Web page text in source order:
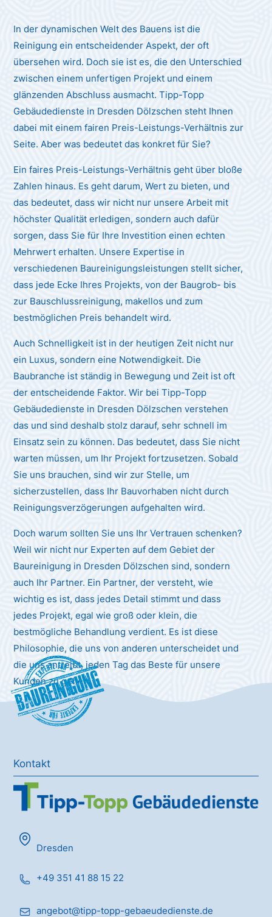
In der dynamischen Welt des Bauens ist die
Reinigung ein entscheidender Aspekt, der oft
übersehen wird. Doch sie ist es, die den Unterschied
zwischen einem unfertigen Projekt und einem
glänzenden Abschluss ausmacht. Tipp-Topp
Gebäudedienste in Dresden Dölzschen steht Ihnen
dabei mit einem fairen Preis-Leistungs-Verhältnis zur
Seite. Aber was bedeutet das konkret für Sie?
Ein faires Preis-Leistungs-Verhältnis geht über bloße
Zahlen hinaus. Es geht darum, Wert zu bieten, und
das bedeutet, dass wir nicht nur unsere Arbeit mit
höchster Qualität erledigen, sondern auch dafür
sorgen, dass Sie für Ihre Investition einen echten
Mehrwert erhalten. Unsere Expertise in
verschiedenen Baureinigungsleistungen stellt sicher,
dass jede Ecke Ihres Projekts, von der Baugrob- bis
zur Bauschlussreinigung, makellos und zum
bestmöglichen Preis behandelt wird.
Auch Schnelligkeit ist in der heutigen Zeit nicht nur
ein Luxus, sondern eine Notwendigkeit. Die
Baubranche ist ständig in Bewegung und Zeit ist oft
der entscheidende Faktor. Wir bei Tipp-Topp
Gebäudedienste in Dresden Dölzschen verstehen
das und sind deshalb stolz darauf, sehr schnell im
Einsatz sein zu können. Das bedeutet, dass Sie nicht
warten müssen, um Ihr Projekt fortzusetzen. Sobald
Sie uns brauchen, sind wir zur Stelle, um
sicherzustellen, dass Ihr Bauvorhaben nicht durch
Reinigungsverzögerungen aufgehalten wird.
Doch warum sollten Sie uns Ihr Vertrauen schenken?
Weil wir nicht nur Experten auf dem Gebiet der
Baureinigung in Dresden Dölzschen sind, sondern
auch Ihr Partner. Ein Partner, der versteht, wie
wichtig es ist, dass jedes Detail stimmt und dass
jedes Projekt, egal wie groß oder klein, die
bestmögliche Behandlung verdient. Es ist diese
Philosophie, die uns von anderen unterscheidet und
die uns antreibt, jeden Tag das Beste für unsere
Kunden zu geben.
Baureinigung
Kontakt
Dresden
+49 351 41 88 15 22
angebot@tipp-topp-gebaeudedienste.de